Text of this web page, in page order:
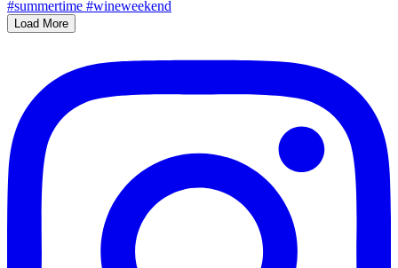
Load More